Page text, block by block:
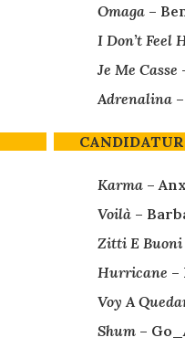
Omaga –
I Don’t Feel
Je Me Casse
Adrenalina
Karma –
Voilà –
Zitti E Buoni
Hurricane –
Voy A
Shum –